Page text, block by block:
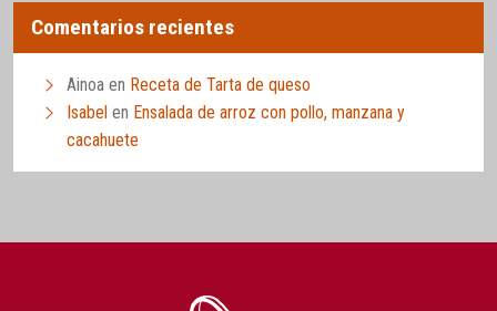
Comentarios recientes
Ainoa en Receta de Tarta de queso
Isabel en Ensalada de arroz con pollo, manzana y
cacahuete